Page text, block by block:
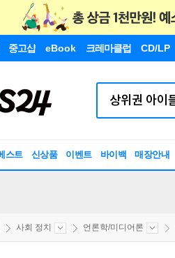
중고샵 eBook 크레마클럽 CD/LP
스트 신상품 이벤트 바이백 매장안내
사회 정치 언론학/미디어론